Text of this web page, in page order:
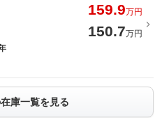
159.9万円
150.7万円
庫一覧を見る